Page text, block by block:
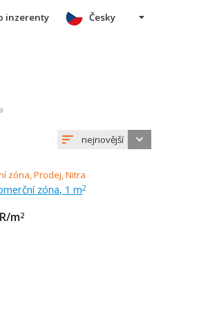
inzerenty Česky
nejnovější
zóna, 1 m2
m2